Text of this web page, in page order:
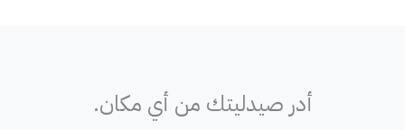
أدر صيدليتك من أي مكان.